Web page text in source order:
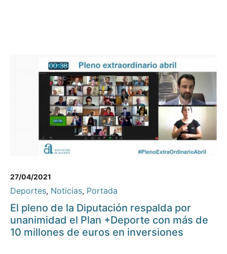
27/04/2021
Deportes, Noticias, Portada
El pleno de la Diputación respalda por
unanimidad el Plan +Deporte con más de
10 millones de euros en inversiones